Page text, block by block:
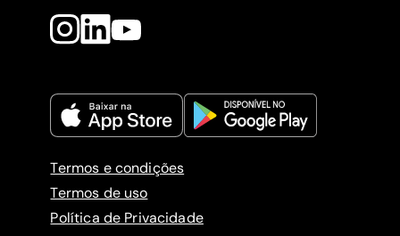
Termos e condições
Termos de uso
Política de Privacidade